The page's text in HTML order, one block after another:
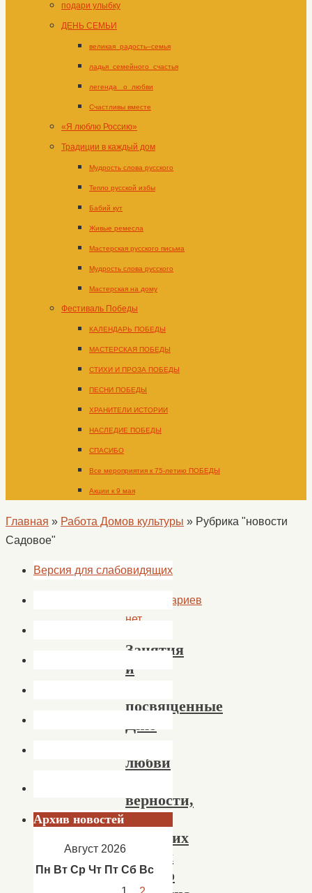
подари улыбку
ДЕНЬ СЕМЬИ
великая_радость–семья
ладья_семейного_счастья
легенда _о_любви
Счастливы вместе
«Я люблю Россию»
Традиции в каждый дом
Мудрость слова русского
Тепло русской избы
Бабий кут
Живые ремесла
Мастерская русского письма
Мудрость слова русского
Мастерская на дому
Фестиваль Победы
КАЛЕНДАРЬ ПОБЕДЫ
МАСТЕРСКАЯ ПОБЕДЫ
СТИХИ И ПРОЗА ПОБЕДЫ
ПЕСНИ ПОБЕДЫ
ХРАНИТЕЛИ ИСТОРИИ
НАСЛЕДИЕ ПОБЕДЫ
СПАСИБО
Все мероприятия к 75-летию ПОБЕДЫ
Акции к 9 мая
Главная » Работа Домов культуры » Рубрика "новости
Садовое"
Комментариев
нет
Занятия
и
посвященные
Дню
любви
верности,
сельских
клубах
Полого
Версия для слабовидящих
Архив новостей
Август 2026
Пн Вт Ср Чт Пт Сб Вс